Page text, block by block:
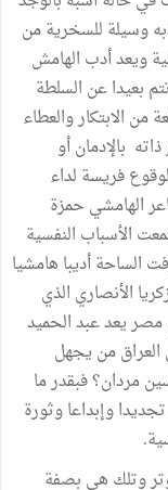
وسيلة للسخرية من
ويعد أدب الهامش
بعيدا عن السلطة
من الابتكار والعطاء
بالإدمان أو
فريسة لداء
الهامشي حمزة
الأسباب النفسية
الساحة أديبا هامشيا
الأنصاري الذي
يعد عبد الحميد
من يجهل
مردان؟ فبقدر ما
وإبداعا وثورة
وتلك هي بصفة